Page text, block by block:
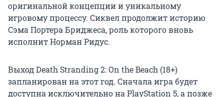
оригинальной концепции и уникальному
игровому процессу. Сиквел продолжит историю
Сэма Портера Бриджеса, роль которого вновь
исполнит Норман Ридус.
Выход Death Stranding 2: On the Beach (18+)
запланирован на этот год. Сначала игра будет
доступна исключительно на PlayStation 5, а позже